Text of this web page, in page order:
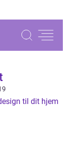
til dit hjem